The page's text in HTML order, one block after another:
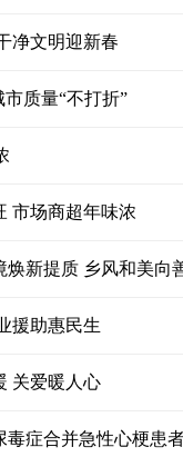
净文明迎新春
市质量“不打折”
市场商超年味浓
焕新提质 乡风和美向
援助惠民生
关爱暖人心
毒症合并急性心梗患